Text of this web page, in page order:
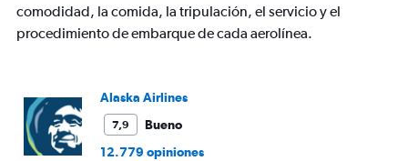
de
popularidad.
120.
comodidad, la comida, la tripulación, el servicio y el
procedimiento de embarque de cada aerolínea.
Alaska Airlines
7,9
Bueno
12.779 opiniones